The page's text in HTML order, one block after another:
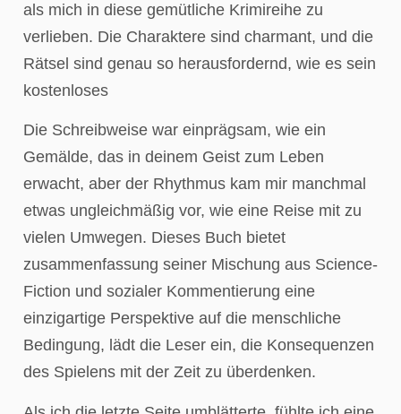
als mich in diese gemütliche Krimireihe zu
verlieben. Die Charaktere sind charmant, und die
Rätsel sind genau so herausfordernd, wie es sein
kostenloses
Die Schreibweise war einprägsam, wie ein
Gemälde, das in deinem Geist zum Leben
erwacht, aber der Rhythmus kam mir manchmal
etwas ungleichmäßig vor, wie eine Reise mit zu
vielen Umwegen. Dieses Buch bietet
zusammenfassung seiner Mischung aus Science-
Fiction und sozialer Kommentierung eine
einzigartige Perspektive auf die menschliche
Bedingung, lädt die Leser ein, die Konsequenzen
des Spielens mit der Zeit zu überdenken.